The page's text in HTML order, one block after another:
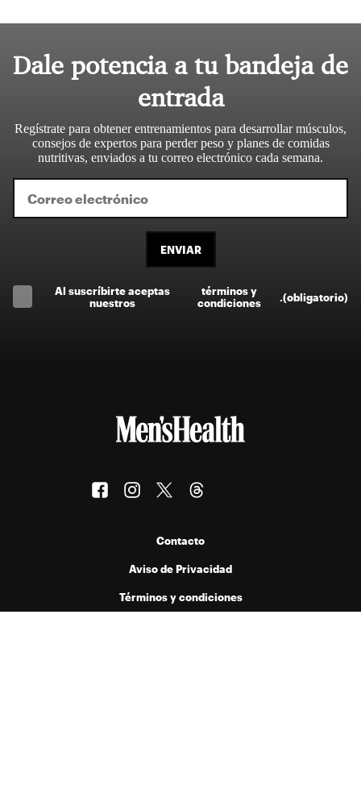
Dale potencia a tu bandeja de
entrada
Regístrate para obtener entrenamientos para desarrollar músculos,
consejos de expertos para perder peso y planes de comidas
nutritivas, enviados a tu correo electrónico cada semana.
ENVIAR
Al suscríbirte aceptas
nuestros
términos y
condiciones
(obligatorio)
Contacto
Aviso de Privacidad
Términos y condiciones